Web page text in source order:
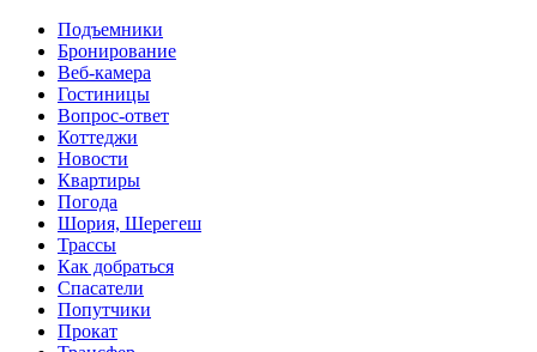
Перейти к основному содержанию
Подъемники
Бронирование
Веб-камера
Гостиницы
Вопрос-ответ
Коттеджи
Новости
Квартиры
Погода
Шория, Шерегеш
Трассы
Как добраться
Спасатели
Попутчики
Прокат